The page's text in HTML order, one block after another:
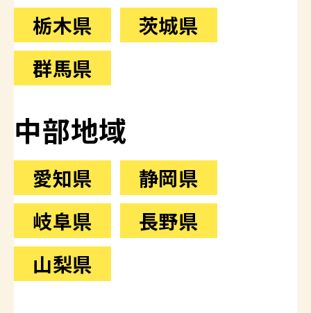
栃木県
茨城県
群馬県
中部地域
愛知県
静岡県
岐阜県
長野県
山梨県